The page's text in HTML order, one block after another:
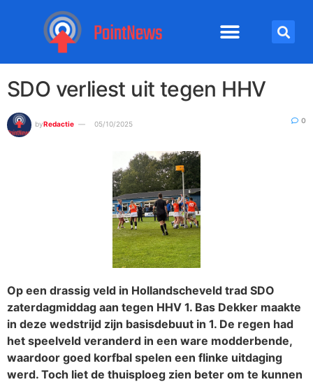
SDO verliest uit tegen HHV
byRedactie 05/10/2025 0
Op een drassig veld in Hollandscheveld trad SDO
zaterdagmiddag aan tegen HHV 1. Bas Dekker maakte
in deze wedstrijd zijn basisdebuut in 1. De regen had
het speelveld veranderd in een ware modderbende,
waardoor goed korfbal spelen een flinke uitdaging
werd. Toch liet de thuisploeg zien beter om te kunnen